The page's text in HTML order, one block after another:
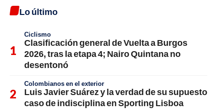
Lo último
Ciclismo
Clasificación general de Vuelta a Burgos
2026, tras la etapa 4; Nairo Quintana no
desentonó
Colombianos en el exterior
Luis Javier Suárez y la verdad de su supuesto
caso de indisciplina en Sporting Lisboa